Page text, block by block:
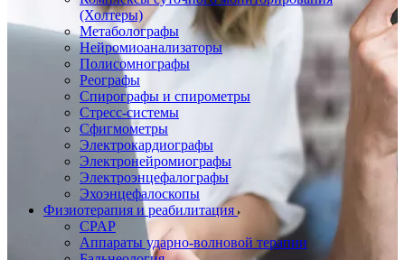
(Холтеры)
Метаболографы
Нейромиоанализаторы
Полисомнографы
Реографы
Спирографы и спирометры
Стресс-системы
Сфигмометры
Электрокардиографы
Электронейромиографы
Электроэнцефалографы
Эхоэнцефалоскопы
Физиотерапия и реабилитация
CPAP
Аппараты ударно-волновой терапии